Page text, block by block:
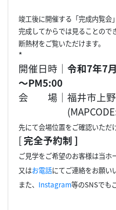
竣工後に開催する「完成内覧会
完成してからでは見ることので
断熱材をご覧いただけます。
*
開催日時｜ 令和7年7
～PM5:00
会 場｜福井市上野
先にて会場位置をご確認いただ
[完全予約制 ]
ご見学をご希望のお客様は当ホ
又はお電話にてご連絡をお願い
また、 Instagram等のSNSでも